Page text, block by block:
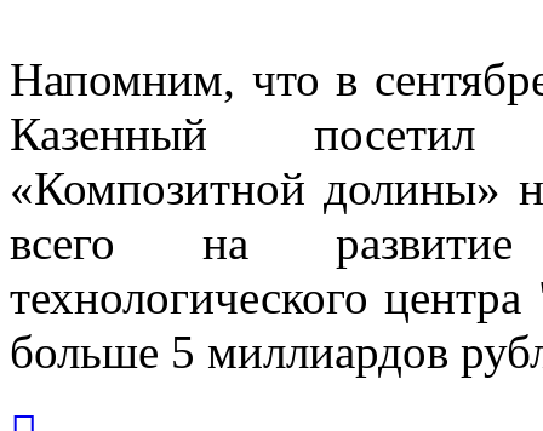
Напомним, что в
Казенный посетил
«Композитной долины»
всего на развитие
технологического
больше 5 миллиардов